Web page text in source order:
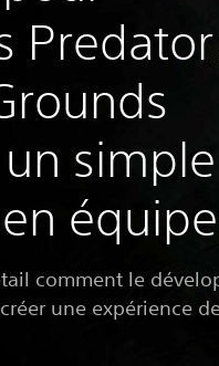
simple
équipe
comment le
une expérience